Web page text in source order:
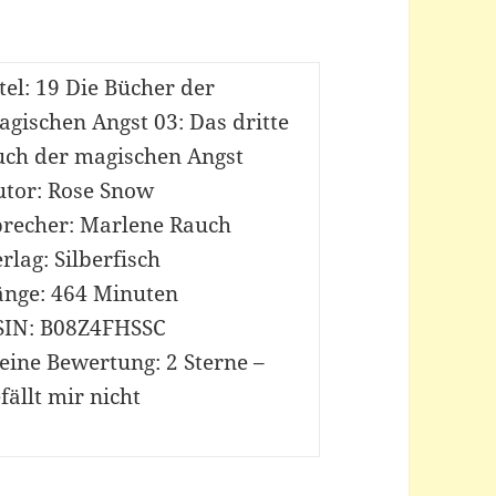
19 Die Bücher der
Angst 03: Das dritte
der magischen Angst
Rose Snow
Marlene Rauch
Silberfisch
464 Minuten
B08Z4FHSSC
Bewertung: 2 Sterne –
mir nicht